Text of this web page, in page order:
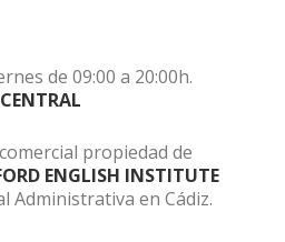
de 09:00 a 20:00h.
propiedad de
ENGLISH INSTITUTE
Administrativa en Cádiz.